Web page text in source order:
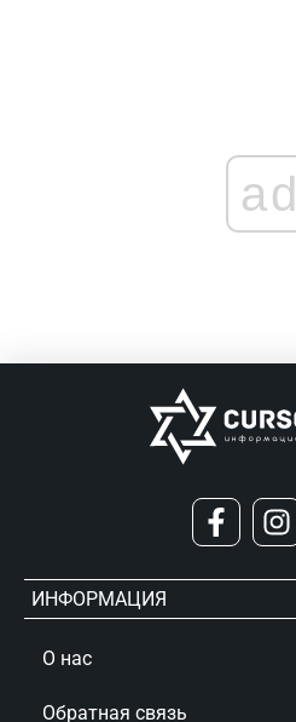
ad
ИНФОРМАЦИЯ
О нас
Обратная связь